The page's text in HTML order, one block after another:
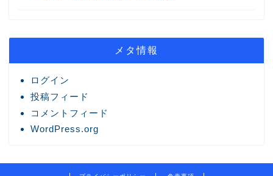
メタ情報
ログイン
投稿フィード
コメントフィード
WordPress.org